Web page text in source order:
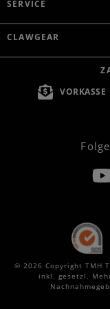
SERVICE
CLAWGEAR
VORKASSE
© 2026 Copyright TMH
inkl. gesetzl.